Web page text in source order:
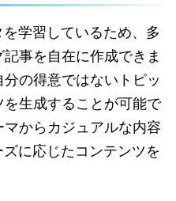
学習しているため、多
事を自在に作成できま
の得意ではないトピッ
生成することが可能で
からカジュアルな内容
に応じたコンテンツを